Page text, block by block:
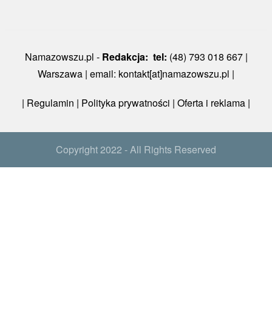
Namazowszu.pl - Redakcja: tel: (48) 793 018 667 |
Warszawa | email: kontakt[at]namazowszu.pl |
| Regulamin | Polityka prywatności | Oferta i reklama |
Copyright 2022 - All Rights Reserved